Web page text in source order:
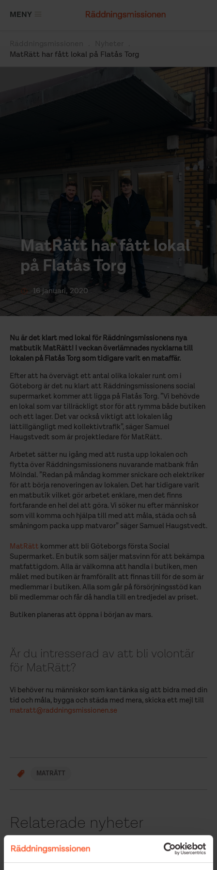
MENY
Länkstig
MatRätt har fått lokal på Flatås Torg
MatRätt har fått lokal
på Flatås Torg
16 januari, 2020
Nu är det klart med lokal för Räddningsmissionens nya
matbutik MatRätt! I veckan överlämnades nycklarna till
lokalen på Flatås Torg som tidigare varit en mataffär.
Efter att ha övervägt ett antal olika lokaler runt om i
Göteborg är det nu klart att Räddningsmissionens social
supermarket kommer att ligga på Flatås Torg. ”Vi behövde
en lokal som var tillräckligt stor för att rymma både butiken
och ett lager. Det var också viktigt att lokalen låg
lättillgängligt med kollektivtrafik”, säger Samuel
Haugstvedt som är projektledare för MatRätt.
Arbetet sätter nu igång med att rusta upp lokalen och
flytta över Räddningsmissionens nuvarande matbank från
Mölndal. ”Redan på måndag kommer snickare och elektriker
för att börja renoveringen av lokalen. Det har tidigare varit
en matbutik vilket gör arbetet enklare, men det finns
fortfarande en hel del att göra. Vi söker nu efter människor
som vill komma och hjälpa till med att måla, städa och så
småningom packa upp matvaror” säger Samuel Haugstvedt.
MatRätt kommer att bli Göteborgs första Social
Supermarket. En butik som säljer matsvinn för att bekämpa
matfattigdom. Alla är välkomna att handla i butiken, men
målet med butiken är framförallt att finnas till för de som är
medlemmar i butiken. Alla som går på försörjningsstöd kan
bli medlemmar och får då handla till en tredjedel av priset.
Butiken planeras att öppna i början av mars.
Är du intresserad av att bli volontär
för MatRätt?
Vi behöver nu människor som kan tänka sig att bidra med din
tid och måla, bygga och städa med mera, skicka ett mejl till
matratt@raddningsmissionen.se
MATRÄTT
Relaterade nyheter